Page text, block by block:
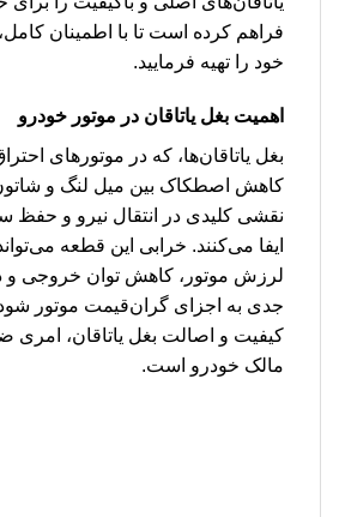
فراهم کرده است تا با اطمینان
خود را تهیه فرمایید.
اهمیت بغل یاتاقان در موتور خودرو
بغل یاتاقان‌ها، که در موتورهای
کاهش اصطکاک بین میل لنگ و شاتون
نقشی کلیدی در انتقال نیرو و حفظ
ایفا می‌کنند. خرابی این قطعه
لرزش موتور، کاهش توان خروجی و
جدی به اجزای گران‌قیمت موتور
کیفیت و اصالت بغل یاتاقان، امری
مالک خودرو است.